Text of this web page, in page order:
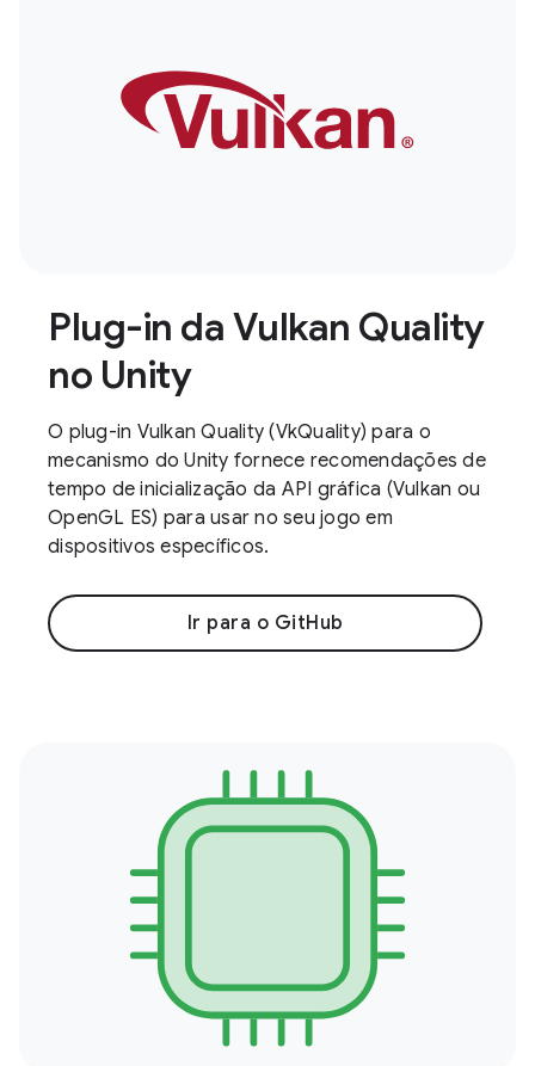
Plug-in da Vulkan Quality
no Unity
O plug-in Vulkan Quality (VkQuality) para o
mecanismo do Unity fornece recomendações de
tempo de inicialização da API gráfica (Vulkan ou
OpenGL ES) para usar no seu jogo em
dispositivos específicos.
Ir para o GitHub